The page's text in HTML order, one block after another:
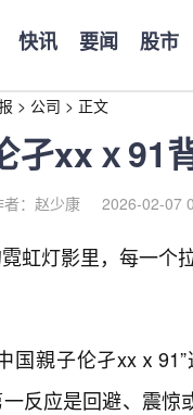
快讯 要闻 股市
> 公司 > 正文
孑xxⅹ91
者：赵少康 2026-02-07
虹灯影里，每一个
国親子伦孑
反应是回避、震